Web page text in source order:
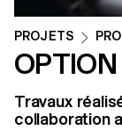
PROJETS
Travaux
collaboration